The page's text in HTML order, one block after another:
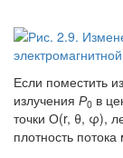
Если поместить
излучения Р0 в
точки О(r, θ, φ),
плотность